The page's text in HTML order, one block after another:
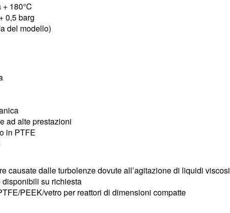
180°C
0,5 barg
del modello)
ad alte prestazioni
in PTFE
causate dalle turbolenze dovute all’agitazione di liquidi viscosi
su richiesta
PEEK/vetro per reattori di dimensioni compatte